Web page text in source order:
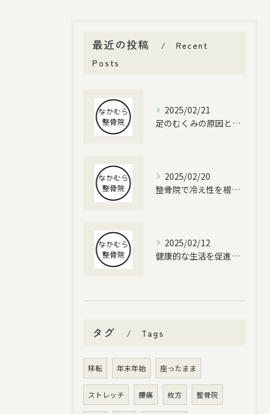
最近の投稿
Recent
Posts
2025/02/21
足のむくみの原因と対策
2025/02/20
整骨院で冷え性を根本改善する方法
2025/02/12
健康的な生活を促進する整体
タグ Tags
移転 年末年始 座ったまま
ストレッチ 腰痛 枚方 整骨院